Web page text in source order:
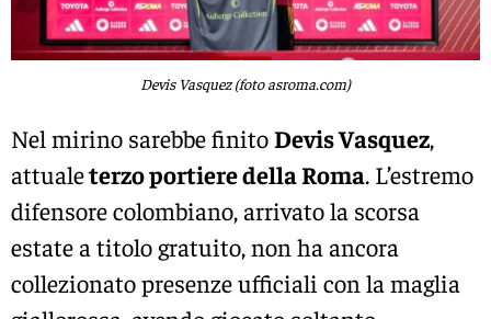
Devis Vasquez (foto asroma.com)
Nel mirino sarebbe finitoDevis Vasquez,
attualeterzo portiere della Roma. L’estremo
difensore colombiano, arrivato la scorsa
estate a titolo gratuito, non ha ancora
collezionato presenze ufficiali con la maglia